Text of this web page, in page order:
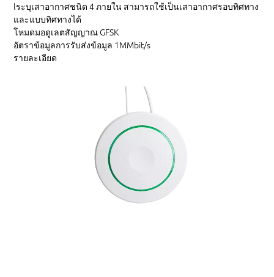
lระบุเสาอากาศชนิด 4 ภายใน สามารถใช้เป็นเสาอากาศรอบทิศทาง
และแบบทิศทางได้
โหมดมอดูเลตสัญญาณ GFSK
อัตราข้อมูลการรับส่งข้อมูล 1MMbit/s
รายละเอียด